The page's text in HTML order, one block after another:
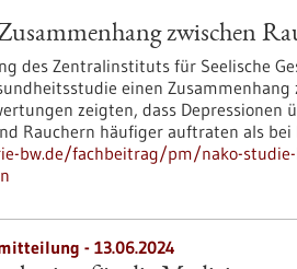
zwischen
des Zentralinstituts für Seelische
einen
zeigten, dass Depressionen
Rauchern häufiger auftraten als bei
bw.de/fachbeitrag/pm/nako-
- 13.06.2024